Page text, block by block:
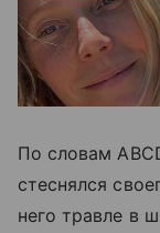
По словам
стеснялся
него травле в